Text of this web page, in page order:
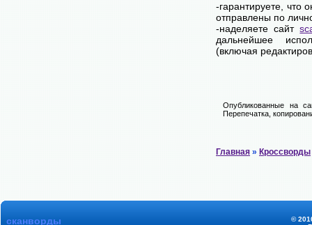
-гарантируете, что
отправлены по
-наделяете сайт
дальнейшее
(включая
Опубликованные на
Перепечатка,
Главная » Кроссворды
сканворды
©